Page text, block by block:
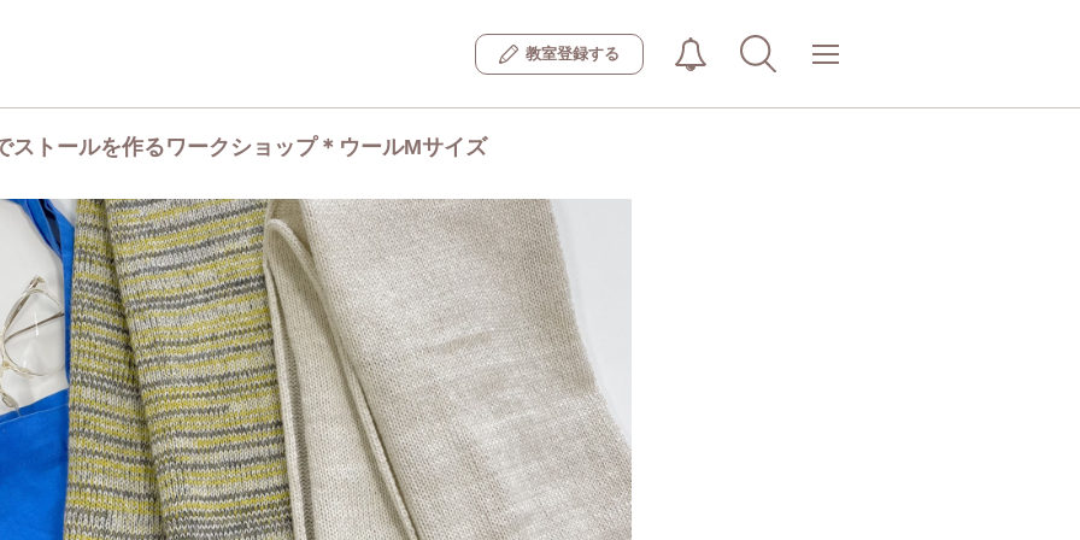
教室登録する
ストールを作るワークショップ＊ウールMサイズ